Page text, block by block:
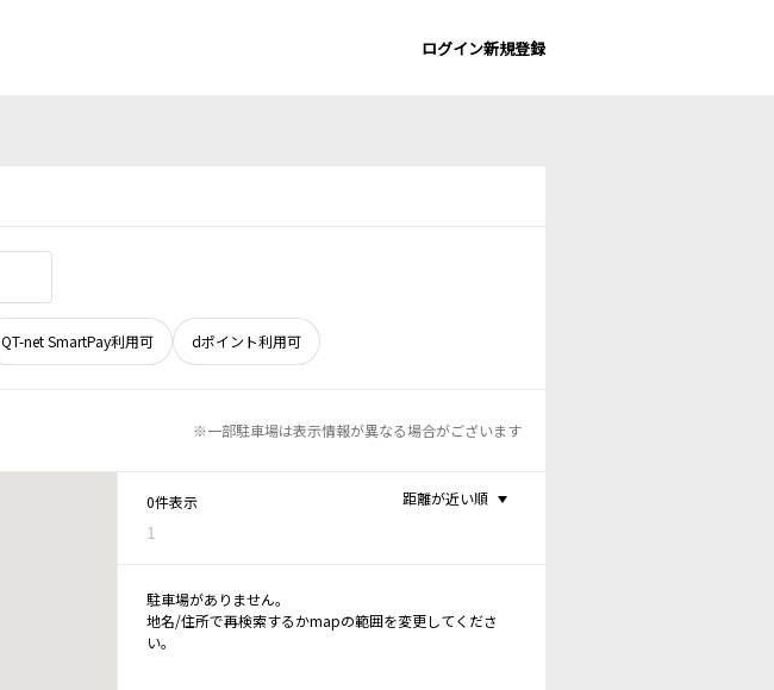
ログイン新規登録
QT-net SmartPay利用可 dポイント利用可
※一部駐車場は表示情報が異なる場合がございます
0件表示
1
距離が近い順
駐車場がありません。
地名/住所で再検索するかmapの範囲を変更してくださ
い。